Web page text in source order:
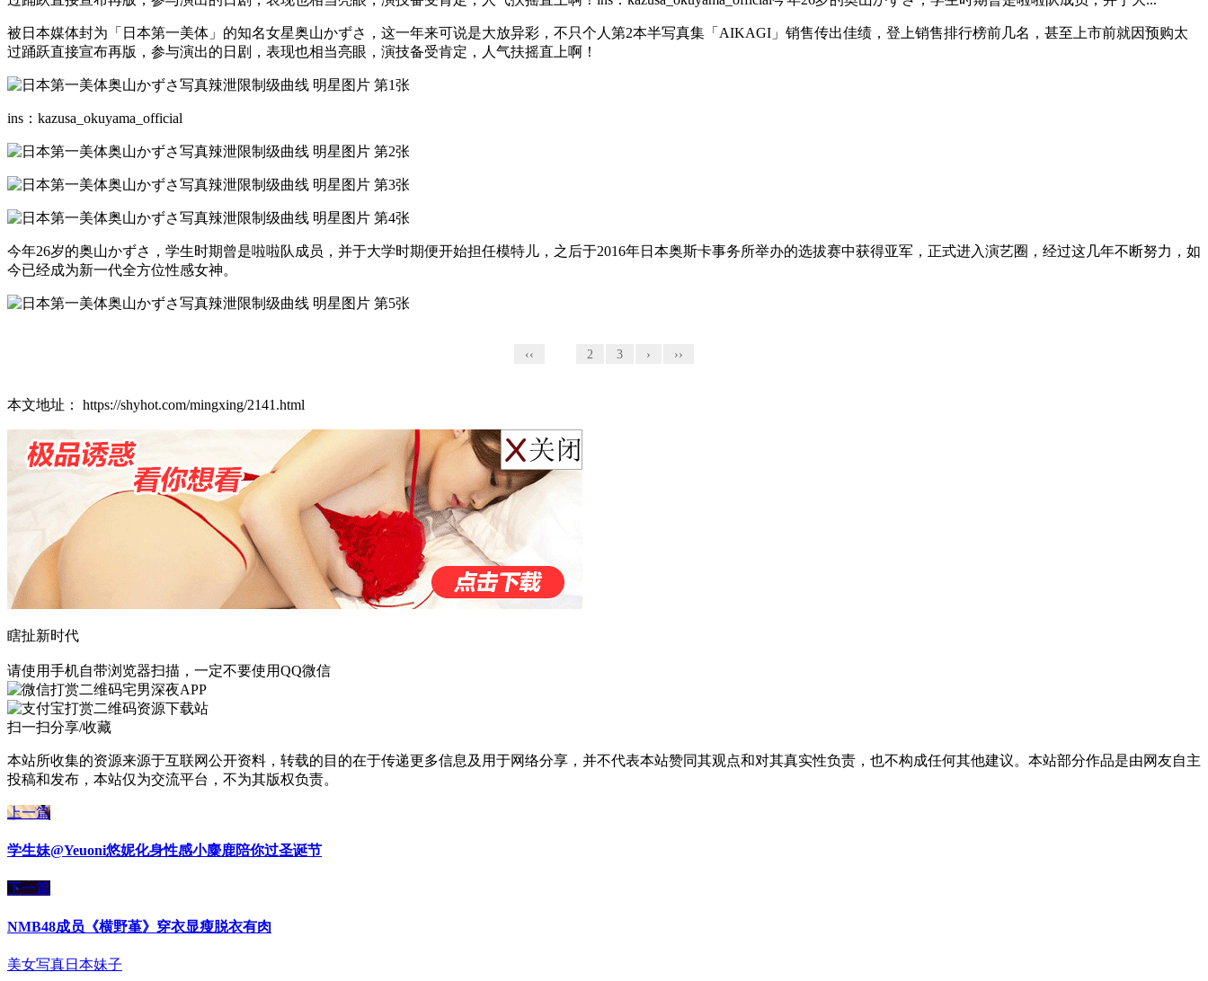
被日本媒体封为「日本第一美体」的知名女星奥山かずさ，这一年来可说是大放异彩，不只个人第2本半写真集「AIKAGI」销售传出佳绩，登上销售排行榜前几名，甚至上市前就因预购太
过踊跃直接宣布再版，参与演出的日剧，表现也相当亮眼，演技备受肯定，人气扶摇直上啊！
ins：kazusa_okuyama_official
今年26岁的奥山かずさ，学生时期曾是啦啦队成员，并于大学时期便开始担任模特儿，之后于2016年日本奥斯卡事务所举办的选拔赛中获得亚军，正式进入演艺圈，经过这几年不断努力，如
今已经成为新一代全方位性感女神。
‹‹ 2 3 › ››
本文地址： https://shyhot.com/mingxing/2141.html
瞎扯新时代
请使用手机自带浏览器扫描，一定不要使用QQ微信
宅男深夜APP
资源下载站
扫一扫分享/收藏
本站所收集的资源来源于互联网公开资料，转载的目的在于传递更多信息及用于网络分享，并不代表本站赞同其观点和对其真实性负责，也不构成任何其他建议。本站部分作品是由网友自主
投稿和发布，本站仅为交流平台，不为其版权负责。
上一篇
学生妹@Yeuoni悠妮化身性感小麋鹿陪你过圣诞节
下一篇
NMB48成员《横野堇》穿衣显瘦脱衣有肉
美女写真日本妹子